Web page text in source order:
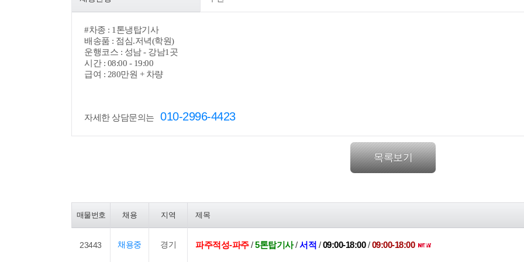
#차종 : 1톤냉탑기사
배송품 : 점심.저녁(학원)
운행코스 : 성남 - 강남1곳
시간 : 08:00 - 19:00
급여 : 280만원 + 차량
자세한 상담문의는 010-2996-4423
목록보기
매물번호 채용 지역 제목
23443 채용중 경기 파주적성-파주/5톤탑기사/서적 /09:00-18:00/09:00-18:00